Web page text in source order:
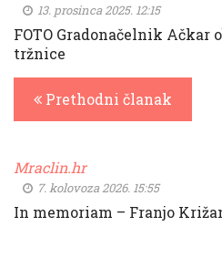
13. prosinca 2025. 12:15
FOTO Gradonačelnik Ačkar
tržnice
Prethodni članak
Mraclin.hr
7. kolovoza 2026. 15:55
In memoriam – Franjo